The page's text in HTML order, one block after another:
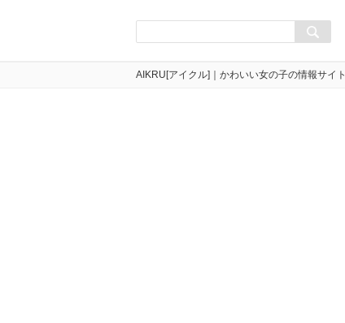
AIKRU[アイクル]｜かわいい女の子の情報サイト